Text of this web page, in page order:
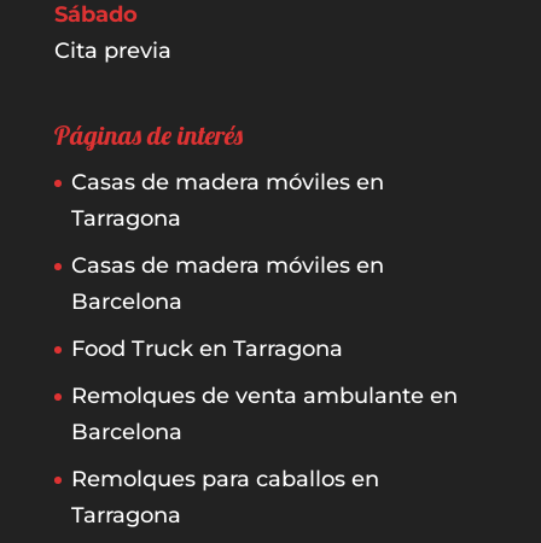
Sábado
Cita previa
Páginas de interés
Casas de madera móviles en
Tarragona
Casas de madera móviles en
Barcelona
Food Truck en Tarragona
Remolques de venta ambulante en
Barcelona
Remolques para caballos en
Tarragona